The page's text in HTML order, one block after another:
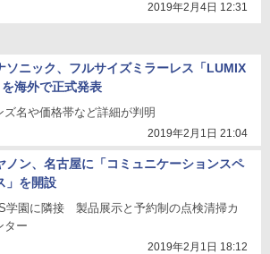
2019年2月4日 12:31
ソニック、フルサイズミラーレス「LUMIX
海外で正式発表
ズ名や価格帯など詳細が判明
2019年2月1日 21:04
ノン、名古屋に「コミュニケーションスペ
」を開設
学園に隣接 製品展示と予約制の点検清掃カ
ター
2019年2月1日 18:12